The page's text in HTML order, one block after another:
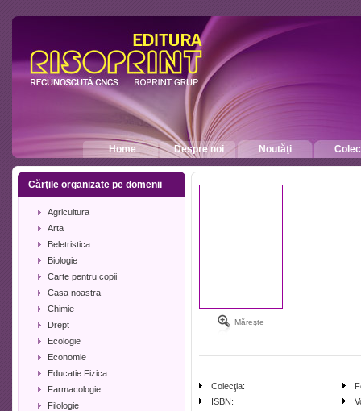
Home Despre noi Noutăţi
Cărţile organizate pe domenii
Agricultura
Arta
Beletristica
Biologie
Carte pentru copii
Casa noastra
Chimie
Drept
Ecologie
Economie
Educatie Fizica
Farmacologie
Filologie
Măreşte
Colecţia:
ISBN: